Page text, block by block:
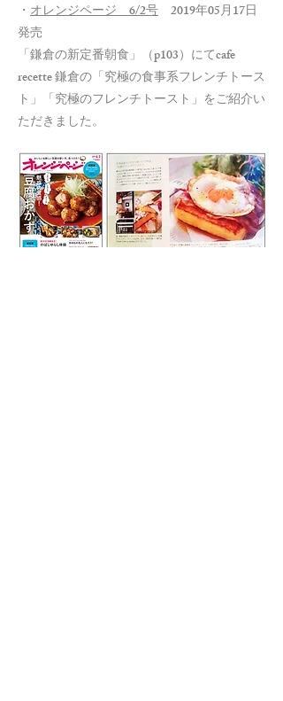
・ オレンジページ 6/2号 2019年05月17日
発売
「鎌倉の新定番朝食」（p103）にてcafe
recette 鎌倉の「究極の食事系フレンチトース
ト」「究極のフレンチトースト」をご紹介い
ただきました。